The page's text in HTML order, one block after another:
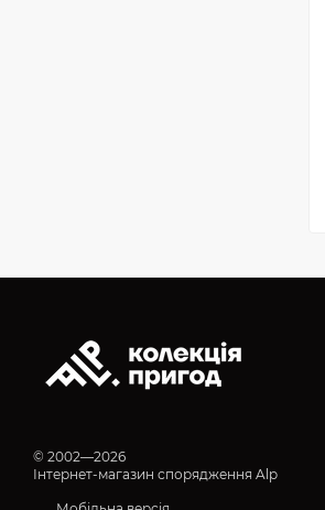
© 2002—2026
Інтернет-магазин спорядження Alp